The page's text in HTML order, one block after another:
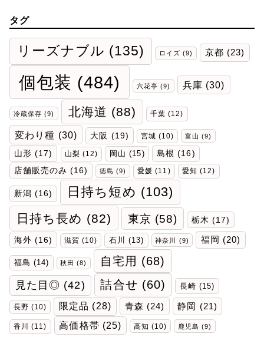
タグ
リーズナブル (135) ロイズ (9) 京都 (23)
個包装 (484) 六花亭 (9) 兵庫 (30)
冷蔵保存 (9) 北海道 (88) 千葉 (12)
変わり種 (30) 大阪 (19) 宮城 (10) 富山 (9)
山形 (17) 山梨 (12) 岡山 (15) 島根 (16)
店舗販売のみ (16) 徳島 (9) 愛媛 (11) 愛知 (12)
新潟 (16) 日持ち短め (103)
日持ち長め (82) 東京 (58) 栃木 (17)
海外 (16) 滋賀 (10) 石川 (13) 神奈川 (9) 福岡 (20)
福島 (14) 秋田 (8) 自宅用 (68)
見た目◎ (42) 詰合せ (60) 長崎 (15)
長野 (10) 限定品 (28) 青森 (24) 静岡 (21)
香川 (11) 高価格帯 (25) 高知 (10) 鹿児島 (9)